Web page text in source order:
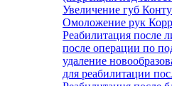
Увеличение губ
Омоложение рук
Реабилитация после
после операции по
удаление
для реабилитации